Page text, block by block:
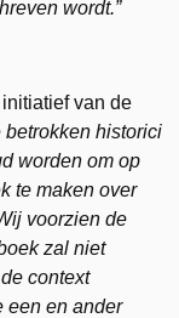
wordt.”
van de
betrokken historici
worden om op
te maken over
voorzien de
zal niet
context
een en ander